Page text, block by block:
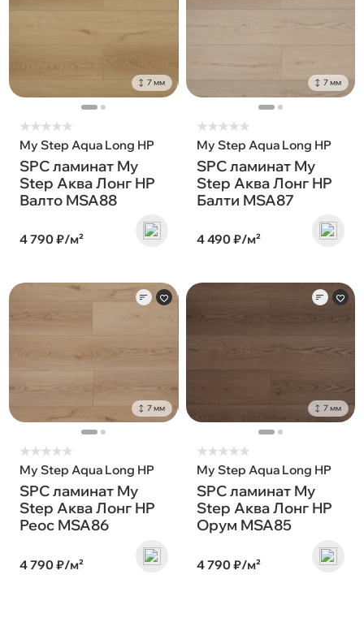
7 мм
★★★★★
My Step Aqua Long HP
SPC ламинат My
Step Аква Лонг HP
Валто MSA88
4 790 ₽/м²
7 мм
★★★★★
My Step Aqua Long HP
SPC ламинат My
Step Аква Лонг HP
Балти MSA87
4 490 ₽/м²
7 мм
★★★★★
My Step Aqua Long HP
SPC ламинат My
Step Аква Лонг HP
Реос MSA86
4 790 ₽/м²
7 мм
★★★★★
My Step Aqua Long HP
SPC ламинат My
Step Аква Лонг HP
Орум MSA85
4 790 ₽/м²